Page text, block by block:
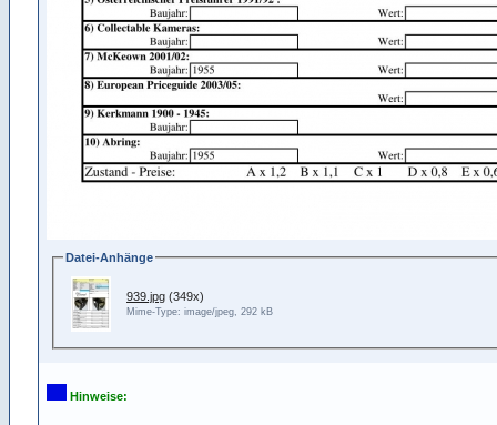
Datei-Anhänge
939.jpg (349x)
Mime-Type: image/jpeg, 292 kB
Hinweise: